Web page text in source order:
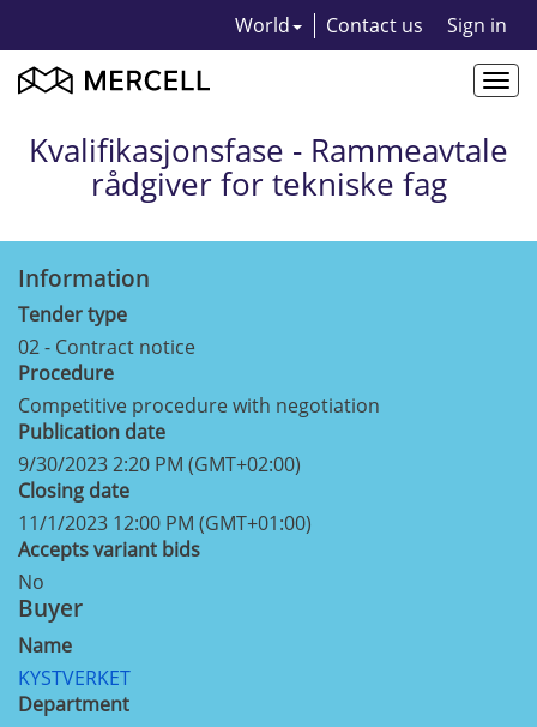
World Contact us Sign in
Kvalifikasjonsfase - Rammeavtale
rådgiver for tekniske fag
Information
Tender type
02 - Contract notice
Procedure
Competitive procedure with negotiation
Publication date
9/30/2023 2:20 PM (GMT+02:00)
Closing date
11/1/2023 12:00 PM (GMT+01:00)
Accepts variant bids
No
Buyer
Name
KYSTVERKET
Department